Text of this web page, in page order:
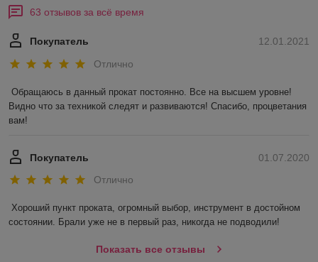
63 отзывов за всё время
12.01.2021
Покупатель
Отлично
Обращаюсь в данный прокат постоянно. Все на высшем уровне!
Видно что за техникой следят и развиваются! Спасибо, процветания
вам!
01.07.2020
Покупатель
Отлично
Хороший пункт проката, огромный выбор, инструмент в достойном
состоянии. Брали уже не в первый раз, никогда не подводили!
Показать все отзывы